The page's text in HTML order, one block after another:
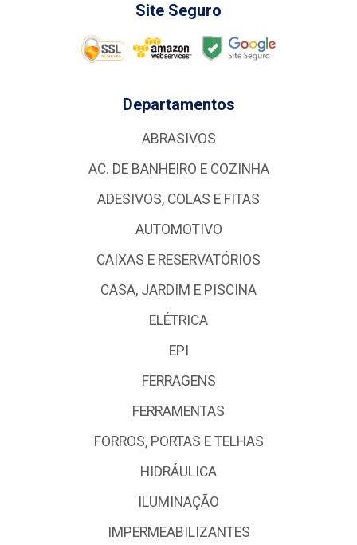
Site Seguro
Departamentos
ABRASIVOS
AC. DE BANHEIRO E COZINHA
ADESIVOS, COLAS E FITAS
AUTOMOTIVO
CAIXAS E RESERVATÓRIOS
CASA, JARDIM E PISCINA
ELÉTRICA
EPI
FERRAGENS
FERRAMENTAS
FORROS, PORTAS E TELHAS
HIDRÁULICA
ILUMINAÇÃO
IMPERMEABILIZANTES